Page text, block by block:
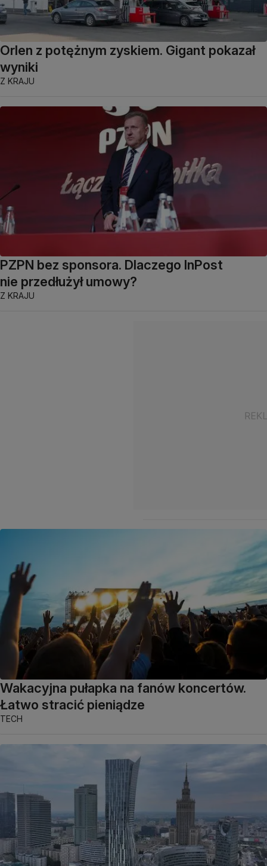
Orlen z potężnym zyskiem. Gigant pokazał
wyniki
Z KRAJU
PZPN bez sponsora. Dlaczego InPost
nie przedłużył umowy?
Z KRAJU
Wakacyjna pułapka na fanów koncertów.
Łatwo stracić pieniądze
TECH